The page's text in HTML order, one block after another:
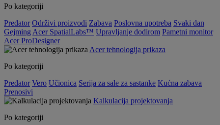
Po kategoriji
Predator Održivi proizvodi Zabava Poslovna upotreba Svaki dan
Gejming Acer SpatialLabs™ Upravljanje dodirom Pametni monitor
Acer ProDesigner
Acer tehnologija prikaza
Po kategoriji
Predator Vero Učionica Serija za sale za sastanke Kućna zabava
Prenosivi
Kalkulacija projektovanja
Po kategoriji